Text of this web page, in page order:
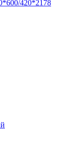
420*2178